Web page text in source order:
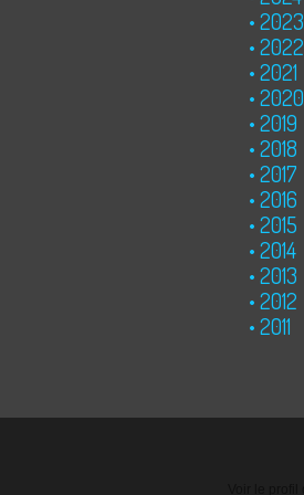
2023
2022
2021
2020
2019
2018
2017
2016
2015
2014
2013
2012
2011